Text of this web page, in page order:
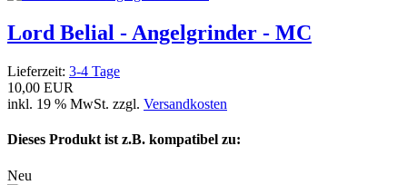
Lord Belial - Angelgrinder - MC
Lieferzeit: 3-4 Tage
10,00 EUR
inkl. 19 % MwSt. zzgl. Versandkosten
Dieses Produkt ist z.B. kompatibel zu:
Neu